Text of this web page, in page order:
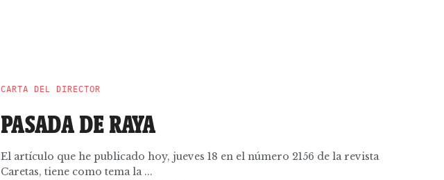
CARTA DEL DIRECTOR
PASADA DE RAYA
El artículo que he publicado hoy, jueves 18 en el número 2156 de la revista
Caretas, tiene como tema la ...